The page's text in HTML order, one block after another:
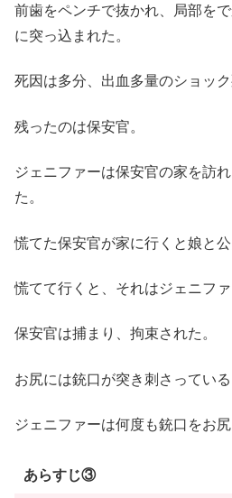
前歯をペンチで抜かれ、局部を
に突っ込まれた。
死因は多分、出血多量のショック
残ったのは保安官。
ジェニファーは保安官の家を訪
た。
慌てた保安官が家に行くと娘と
慌てて行くと、それはジェニファ
保安官は捕まり、拘束された。
お尻には銃口が突き刺さっている
ジェニファーは何度も銃口をお尻
あらすじ③